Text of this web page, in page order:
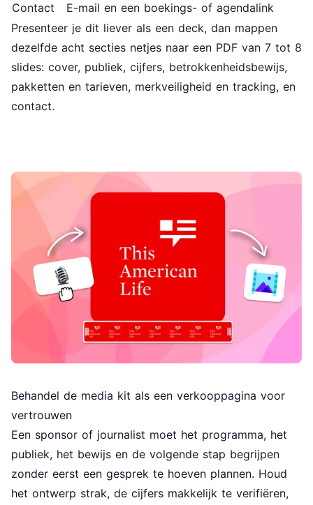
Contact
E-mail en een boekings- of agendalink
Presenteer je dit liever als een deck, dan mappen
dezelfde acht secties netjes naar een PDF van 7 tot 8
slides: cover, publiek, cijfers, betrokkenheidsbewijs,
pakketten en tarieven, merkveiligheid en tracking, en
contact.
Behandel de media kit als een verkooppagina voor
vertrouwen
Een sponsor of journalist moet het programma, het
publiek, het bewijs en de volgende stap begrijpen
zonder eerst een gesprek te hoeven plannen. Houd
het ontwerp strak, de cijfers makkelijk te verifiëren,